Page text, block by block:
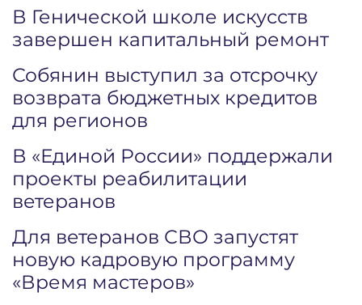
В Генической школе искусств
завершен капитальный ремонт
Собянин выступил за отсрочку
возврата бюджетных кредитов
для регионов
В «Единой России» поддержали
проекты реабилитации
ветеранов
Для ветеранов СВО запустят
новую кадровую программу
«Время мастеров»